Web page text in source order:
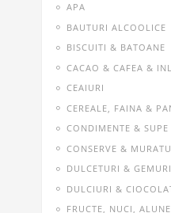
APA
BAUTURI ALCOOLICE
BISCUITI & BATOANE
CACAO & CAFEA &
CEAIURI
CEREALE, FAINA &
CONDIMENTE & SUPE
CONSERVE &
DULCETURI & GEMURI
DULCIURI &
FRUCTE, NUCI,